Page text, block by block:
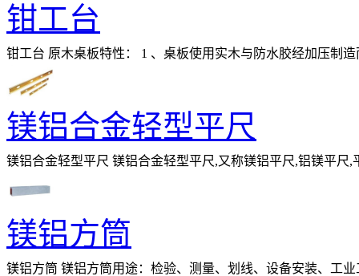
钳工台
钳工台 原木桌板特性： 1 、桌板使用实木与防水胶经加压制
适合一般工厂作业与精密模具
镁铝合金轻型平尺
镁铝合金轻型平尺 镁铝合金轻型平尺,又称镁铝平尺,铝镁平
镁铝方筒
镁铝方筒 镁铝方筒用途：检验、测量、划线、设备安装、工